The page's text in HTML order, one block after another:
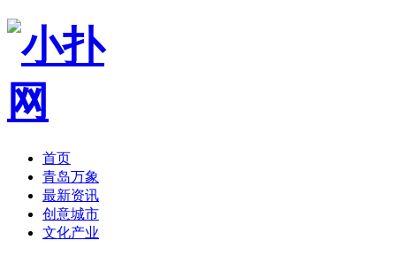
首页
青岛万象
最新资讯
创意城市
文化产业